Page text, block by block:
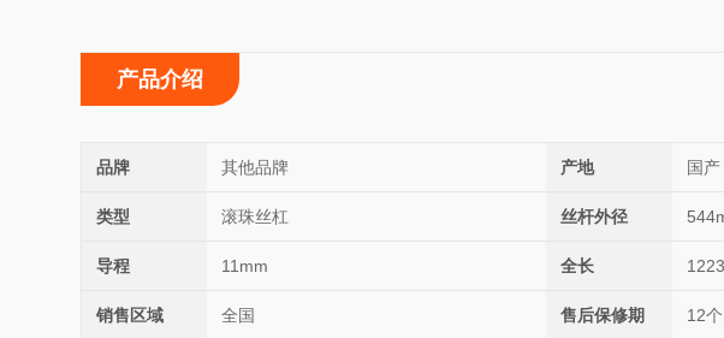
产品介绍
品牌 其他品牌 产地 国产
类型 滚珠丝杠 丝杆外径
导程 11mm 全长
销售区域 全国 售后保修期 12个